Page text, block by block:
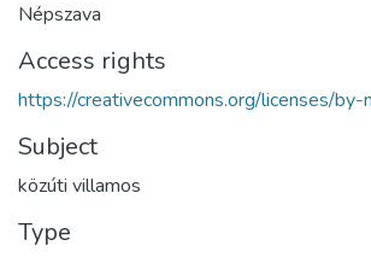
Népszava
Access rights
https://creativecommons.org/licenses/by-
Subject
közúti villamos
Type